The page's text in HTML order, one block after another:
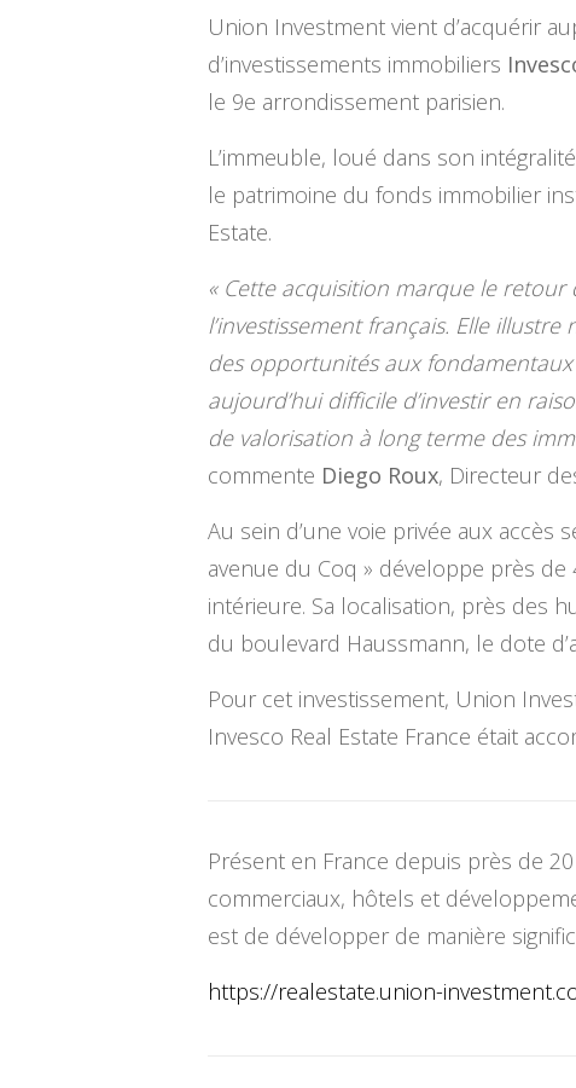
Union Investment vient d’acquérir
d’investissements immobiliers
le 9e arrondissement parisien.
L’immeuble, loué dans son
le patrimoine du fonds immobilier
Estate.
« Cette acquisition marque le retour
l’investissement français. Elle
des opportunités aux
aujourd’hui difficile d’investir en
de valorisation à long terme des
commente Diego Roux, Directeur
Au sein d’une voie privée aux
avenue du Coq » développe près de
intérieure. Sa localisation, près des
du boulevard Haussmann, le dote
Pour cet investissement, Union
Invesco Real Estate France était
Présent en France depuis près de
commerciaux, hôtels et
est de développer de manière
https://realestate.union-